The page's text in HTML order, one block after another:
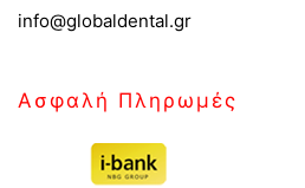
info@globaldental.gr
Ασφαλή Πληρωμές